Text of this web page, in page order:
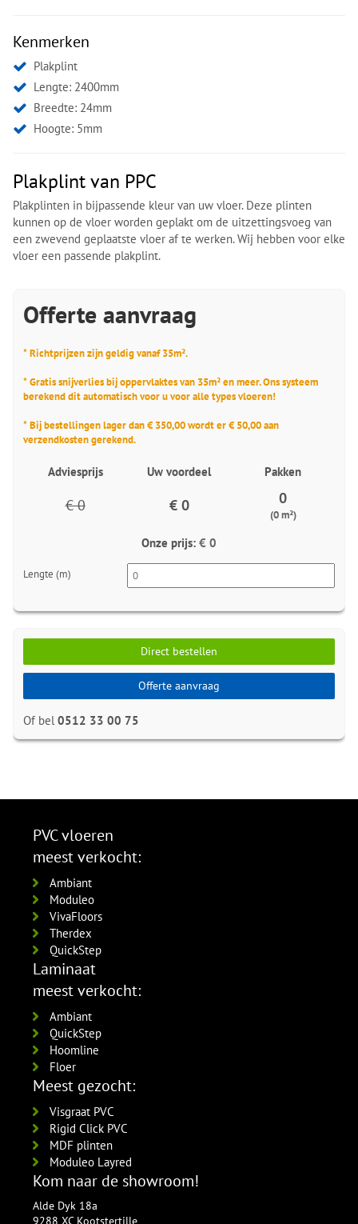
Kenmerken
Plakplint
Lengte: 2400mm
Breedte: 24mm
Hoogte: 5mm
Plakplint van PPC
Plakplinten in bijpassende kleur van uw vloer. Deze plinten
kunnen op de vloer worden geplakt om de uitzettingsvoeg van
een zwevend geplaatste vloer af te werken. Wij hebben voor elke
vloer een passende plakplint.
Offerte aanvraag
* Richtprijzen zijn geldig vanaf 35m².
* Gratis snijverlies bij oppervlaktes van 35m² en meer. Ons systeem
berekend dit automatisch voor u voor alle types vloeren!
* Bij bestellingen lager dan € 350,00 wordt er € 50,00 aan
verzendkosten gerekend.
Adviesprijs Uw voordeel Pakken
€ 0 € 0 0
(0 m²)
Onze prijs: € 0
Lengte (m)
Direct bestellen
Offerte aanvraag
Of bel 0512 33 00 75
PVC vloeren
meest verkocht:
Ambiant
Moduleo
VivaFloors
Therdex
QuickStep
Laminaat
meest verkocht:
Ambiant
QuickStep
Hoomline
Floer
Meest gezocht:
Visgraat PVC
Rigid Click PVC
MDF plinten
Moduleo Layred
Kom naar de showroom!
Alde Dyk 18a
9288 XC Kootstertille